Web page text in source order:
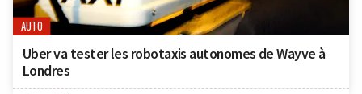
AUTO
Uber va tester les robotaxis autonomes de Wayve à
Londres